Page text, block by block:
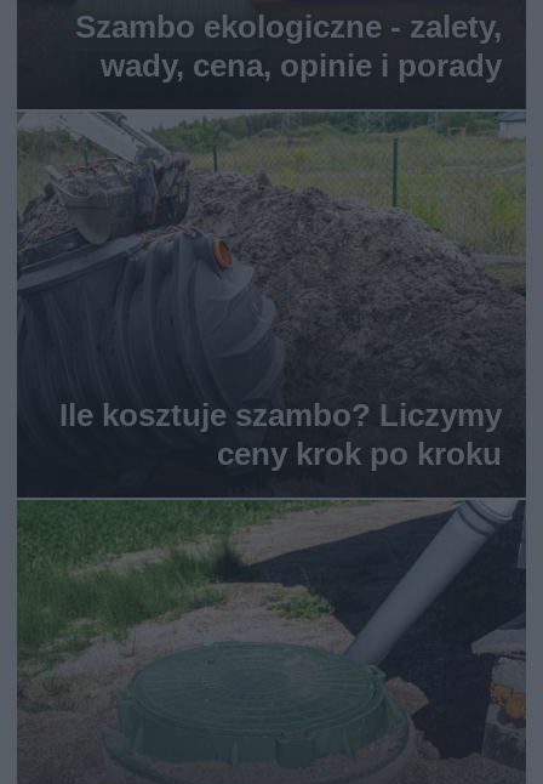
Szambo ekologiczne - zalety,
wady, cena, opinie i porady
Ile kosztuje szambo? Liczymy
ceny krok po kroku